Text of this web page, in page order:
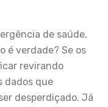
de saúde,
é verdade? Se os
revirando
dados que
desperdiçado. Já